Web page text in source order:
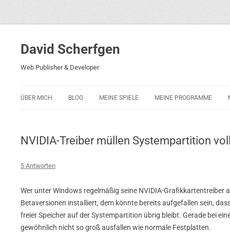
David Scherfgen
Web Publisher & Developer
ÜBER MICH BLOG MEINE SPIELE
BLOCKS 2001
ROCKET RAGE
ROLLMORAD — GUHASE 2010
MEINE PROGRAMME
NVIDIA-Treiber müllen Systempartition
5 Antworten
Wer unter Windows regelmäßig seine NVIDIA-Grafikkartentreiber
Betaversionen installiert, dem könnte bereits aufgefallen sein,
freier Speicher auf der Systempartition übrig bleibt. Gerade bei
gewöhnlich nicht so groß ausfallen wie normale Festplatten.